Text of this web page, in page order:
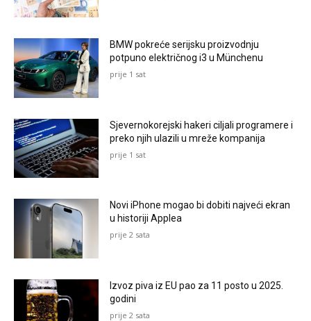
BMW pokreće serijsku proizvodnju
potpuno električnog i3 u Münchenu
prije 1 sat
Sjevernokorejski hakeri ciljali programere i
preko njih ulazili u mreže kompanija
prije 1 sat
Novi iPhone mogao bi dobiti najveći ekran
u historiji Applea
prije 2 sata
Izvoz piva iz EU pao za 11 posto u 2025.
godini
prije 2 sata